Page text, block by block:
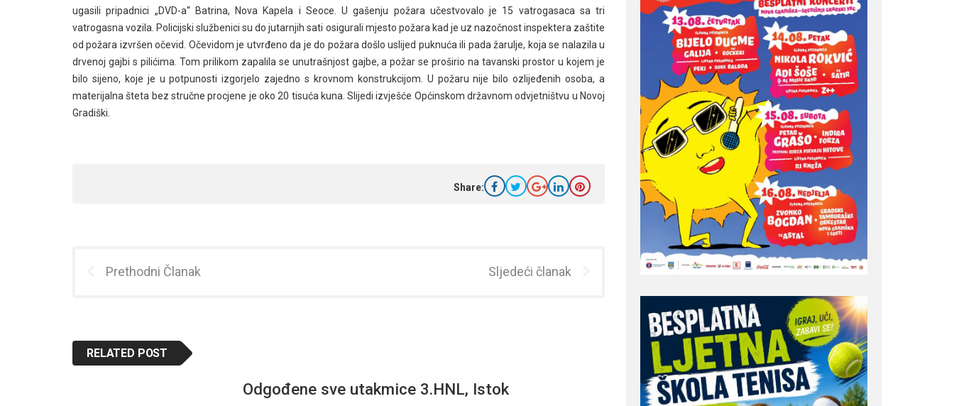
ugasili pripadnici „DVD-a“ Batrina, Nova Kapela i Seoce. U gašenju požara učestvovalo je 15 vatrogasaca sa tri
vatrogasna vozila. Policijski službenici su do jutarnjih sati osigurali mjesto požara kad je uz nazočnost inspektera zaštite
od požara izvršen očevid. Očevidom je utvrđeno da je do požara došlo uslijed puknuća ili pada žarulje, koja se nalazila u
drvenoj gajbi s pilićima. Tom prilikom zapalila se unutrašnjost gajbe, a požar se proširio na tavanski prostor u kojem je
bilo sijeno, koje je u potpunosti izgorjelo zajedno s krovnom konstrukcijom. U požaru nije bilo ozlijeđenih osoba, a
materijalna šteta bez stručne procjene je oko 20 tisuća kuna. Slijedi izvješće Općinskom državnom odvjetništvu u Novoj
Gradiški.
Share:
Prethodni Članak Sljedeći članak
RELATED POST
Odgođene sve utakmice 3.HNL, Istok